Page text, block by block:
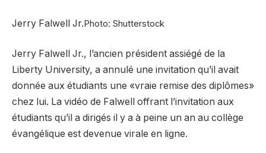
Jerry Falwell Jr.Photo: Shutterstock
Jerry Falwell Jr., l’ancien président assiégé de la
Liberty University, a annulé une invitation qu’il avait
donnée aux étudiants une «vraie remise des diplômes»
chez lui. La vidéo de Falwell offrant l’invitation aux
étudiants qu’il a dirigés il y a à peine un an au collège
évangélique est devenue virale en ligne.